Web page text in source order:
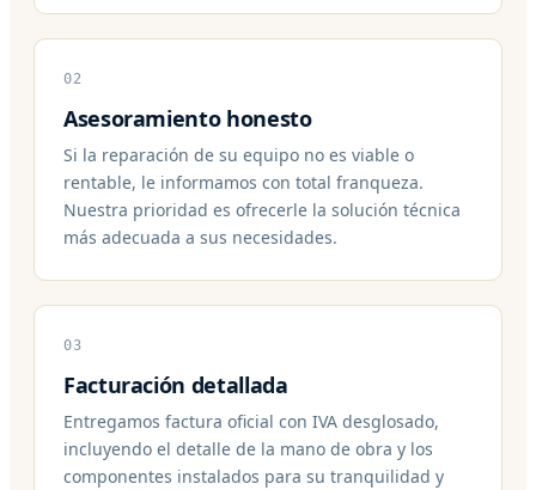
02
Asesoramiento honesto
Si la reparación de su equipo no es viable o
rentable, le informamos con total franqueza.
Nuestra prioridad es ofrecerle la solución técnica
más adecuada a sus necesidades.
03
Facturación detallada
Entregamos factura oficial con IVA desglosado,
incluyendo el detalle de la mano de obra y los
componentes instalados para su tranquilidad y